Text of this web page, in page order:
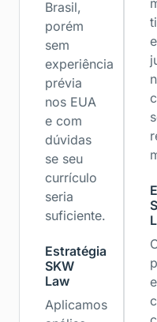
Brasil,
porém
sem
experiência
prévia
nos EUA
e com
dúvidas
se seu
currículo
seria
suficiente.
Estratégia
SKW
Law
Aplicamos